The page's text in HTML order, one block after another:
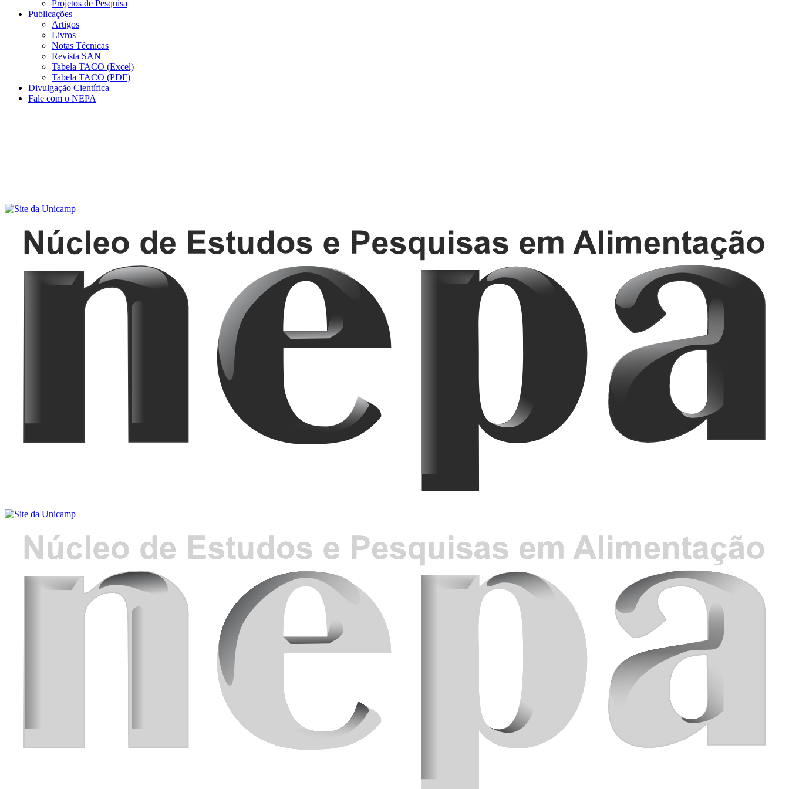
Projetos de Pesquisa
Publicações
Artigos
Livros
Notas Técnicas
Revista SAN
Tabela TACO (Excel)
Tabela TACO (PDF)
Divulgação Científica
Fale com o NEPA